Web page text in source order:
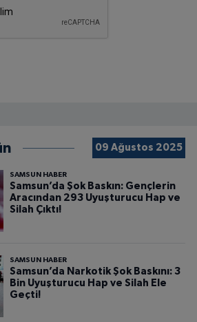
09 Ağustos 2025
SAMSUN HABER
Samsun’da Şok Baskın: Gençlerin
Aracından 293 Uyuşturucu Hap ve
Silah Çıktı!
SAMSUN HABER
Samsun’da Narkotik Şok Baskını: 3
Bin Uyuşturucu Hap ve Silah Ele
Geçti!